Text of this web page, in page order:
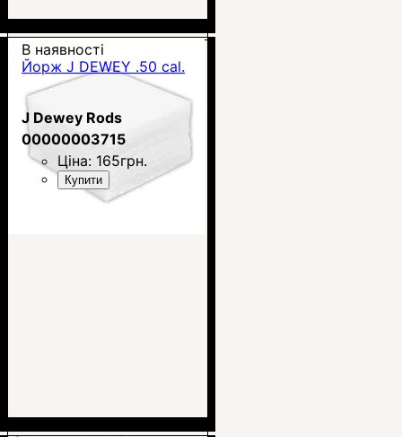
В наявності
Йорж J DEWEY .50 cal.
J Dewey Rods
00000003715
Ціна: 165грн.
Купити